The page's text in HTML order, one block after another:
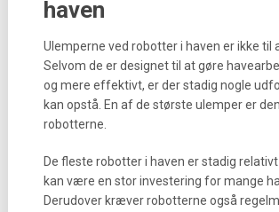
haven
Ulemperne ved robotter i haven er ikke til
Selvom de er designet til at gøre
og mere effektivt, er der stadig nogle
kan opstå. En af de største ulemper er
robotterne.
De fleste robotter i haven er stadig
kan være en stor investering for mange
Derudover kræver robotterne også